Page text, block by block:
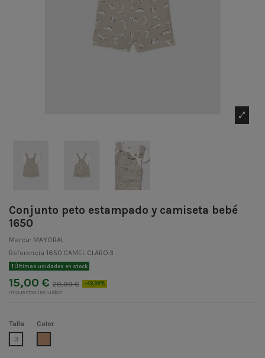
Conjunto peto estampado y camiseta bebé
1650
Marca: MAYORAL
Referencia 1650.CAMEL CLARO.3
Últimas unidades en stock
15,00 € 29,99 € -49,98%
Impuestos incluidos
Talla
3
Color